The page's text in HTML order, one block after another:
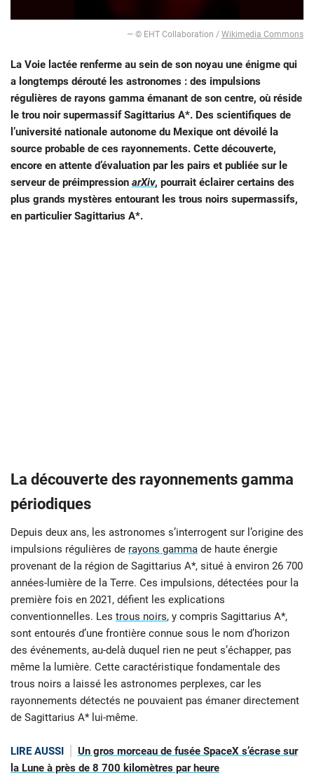
— © EHT Collaboration / Wikimedia Commons
La Voie lactée renferme au sein de son noyau une énigme qui
a longtemps dérouté les astronomes : des impulsions
régulières de rayons gamma émanant de son centre, où réside
le trou noir supermassif Sagittarius A*. Des scientifiques de
l’université nationale autonome du Mexique ont dévoilé la
source probable de ces rayonnements. Cette découverte,
encore en attente d’évaluation par les pairs et publiée sur le
serveur de préimpression arXiv, pourrait éclairer certains des
plus grands mystères entourant les trous noirs supermassifs,
en particulier Sagittarius A*.
La découverte des rayonnements gamma
périodiques
Depuis deux ans, les astronomes s’interrogent sur l’origine des
impulsions régulières de rayons gamma de haute énergie
provenant de la région de Sagittarius A*, situé à environ 26 700
années-lumière de la Terre. Ces impulsions, détectées pour la
première fois en 2021, défient les explications
conventionnelles. Les trous noirs, y compris Sagittarius A*,
sont entourés d’une frontière connue sous le nom d’horizon
des événements, au-delà duquel rien ne peut s’échapper, pas
même la lumière. Cette caractéristique fondamentale des
trous noirs a laissé les astronomes perplexes, car les
rayonnements détectés ne pouvaient pas émaner directement
de Sagittarius A* lui-même.
LIRE AUSSI
Un gros morceau de fusée SpaceX s’écrase sur
la Lune à près de 8 700 kilomètres par heure